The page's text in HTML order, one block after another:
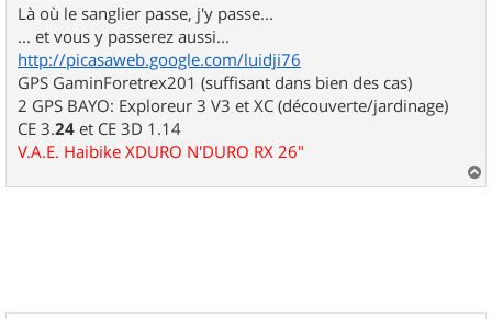
Là où le sanglier passe, j'y passe...
... et vous y passerez aussi...
http://picasaweb.google.com/luidji76
GPS GaminForetrex201 (suffisant dans bien des cas)
2 GPS BAYO: Exploreur 3 V3 et XC (découverte/jardinage)
CE 3.24 et CE 3D 1.14
V.A.E. Haibike XDURO N'DURO RX 26"
a